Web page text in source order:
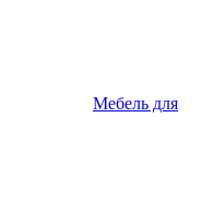
Мебель для